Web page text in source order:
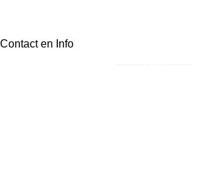
Contact en Info